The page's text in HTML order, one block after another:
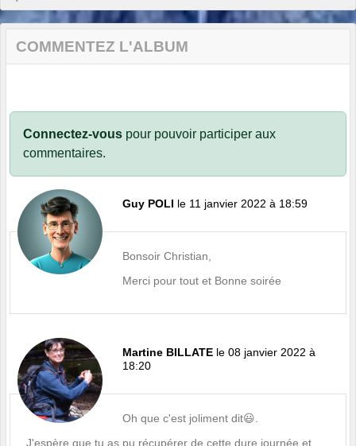
COMMENTEZ L'ALBUM
Connectez-vous pour pouvoir participer aux
commentaires.
Guy POLI le 11 janvier 2022 à 18:59
Bonsoir Christian,
Merci pour tout et Bonne soirée
Martine BILLATE le 08 janvier 2022 à
18:20
Oh que c'est joliment dit😃.
J'espère que tu as pu récupérer de cette dure journée et